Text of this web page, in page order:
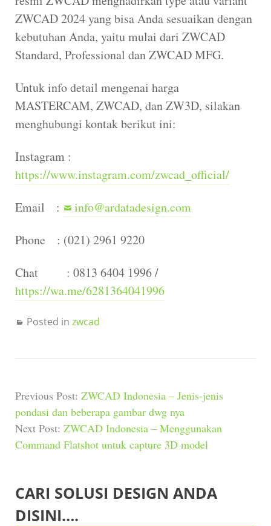
ZWCAD 2024 yang bisa Anda sesuaikan dengan
kebutuhan Anda, yaitu mulai dari ZWCAD
Standard, Professional dan ZWCAD MFG.
Untuk info detail mengenai harga
MASTERCAM, ZWCAD, dan ZW3D, silakan
menghubungi kontak berikut ini:
Instagram :
https://www.instagram.com/zwcad_official/
Email :
info@ardatadesign.com
Phone : (021) 2961 9220
Chat : 0813 6404 1996 /
https://wa.me/6281364041996
Posted in zwcad
Previous Post: ZWCAD Indonesia – Jenis-jenis
pondasi dan beberapa gambar dwg nya
Next Post: ZWCAD Indonesia – Menggunakan
Command Flatshot untuk capture 3D model
CARI SOLUSI DESIGN ANDA
DISINI….